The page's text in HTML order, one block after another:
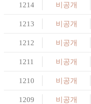
1214 비공개
1213 비공개
1212 비공개
1211 비공개
1210 비공개
1209 비공개